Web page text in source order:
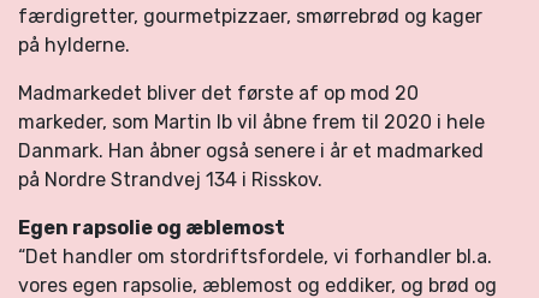
færdigretter, gourmetpizzaer, smørrebrød og kager
på hylderne.
Madmarkedet bliver det første af op mod 20
markeder, som Martin Ib vil åbne frem til 2020 i hele
Danmark. Han åbner også senere i år et madmarked
på Nordre Strandvej 134 i Risskov.
Egen rapsolie og æblemost
“Det handler om stordriftsfordele, vi forhandler bl.a.
vores egen rapsolie, æblemost og eddiker, og brød og